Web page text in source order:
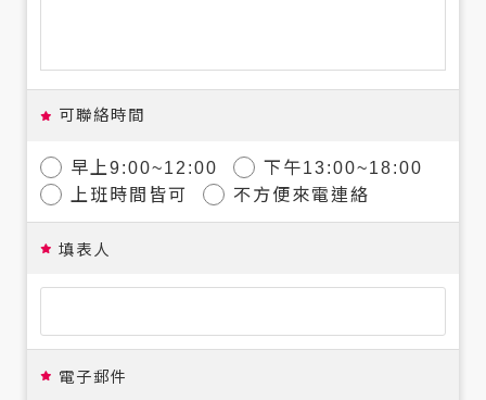
可聯絡時間
早上9:00~12:00
下午13:00~18:00
上班時間皆可
不方便來電連絡
填表人
電子郵件